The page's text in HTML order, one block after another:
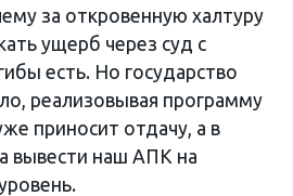
за откровенную халтуру
ущерб через суд с
есть. Но государство
реализовывая программу
приносит отдачу, а в
вывести наш АПК на